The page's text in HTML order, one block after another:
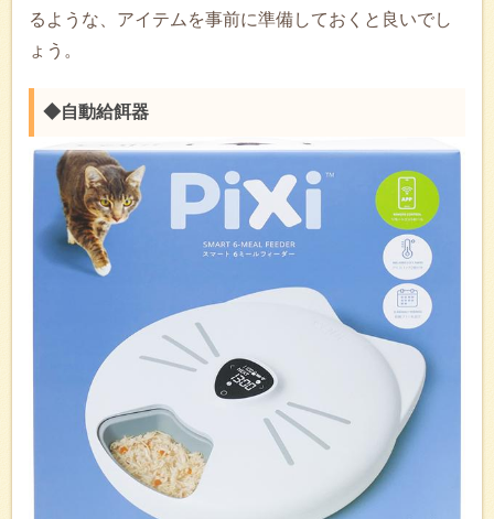
るような、アイテムを事前に準備しておくと良いでし
ょう。
◆自動給餌器